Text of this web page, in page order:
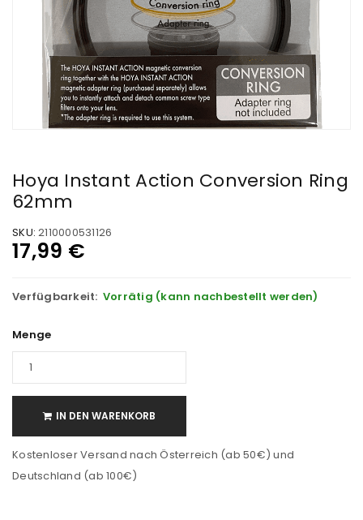
Hoya Instant Action Conversion Ring
62mm
SKU: 2110000531126
17,99 €
Verfügbarkeit: Vorrätig (kann nachbestellt werden)
Menge
IN DEN WARENKORB
Kostenloser Versand nach Österreich (ab 50€) und
Deutschland (ab 100€)